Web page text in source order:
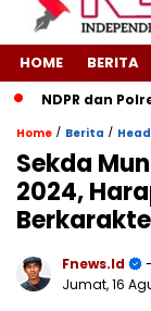
HOME BERITA
dan Polres Kolaka
Home / Berita /
Sekda
2024,
Fnews.id
Jumat, 16